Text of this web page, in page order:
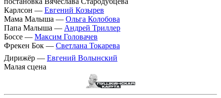
Карлсон — Евгений Козырев
Мама Малыша — Ольга Колобова
Папа Малыша — Андрей Триллер
Боссе — Максим Головачев
Фрекен Бок — Светлана Токарева
Дирижёр — Евгений Волынский
Малая сцена